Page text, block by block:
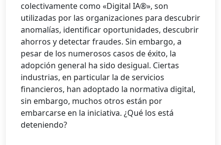
colectivamente como «Digital IA®», son
utilizadas por las organizaciones para descubrir
anomalías, identificar oportunidades, descubrir
ahorros y detectar fraudes. Sin embargo, a
pesar de los numerosos casos de éxito, la
adopción general ha sido desigual. Ciertas
industrias, en particular la de servicios
financieros, han adoptado la normativa digital,
sin embargo, muchos otros están por
embarcarse en la iniciativa. ¿Qué los está
deteniendo?